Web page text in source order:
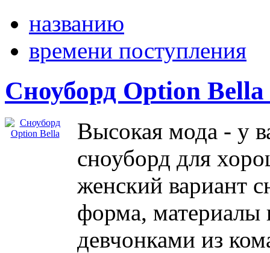
названию
времени поступления
Сноуборд Option Bella
Высокая мода - у
сноуборд для
женский вариант
форма, материалы
девчонками из